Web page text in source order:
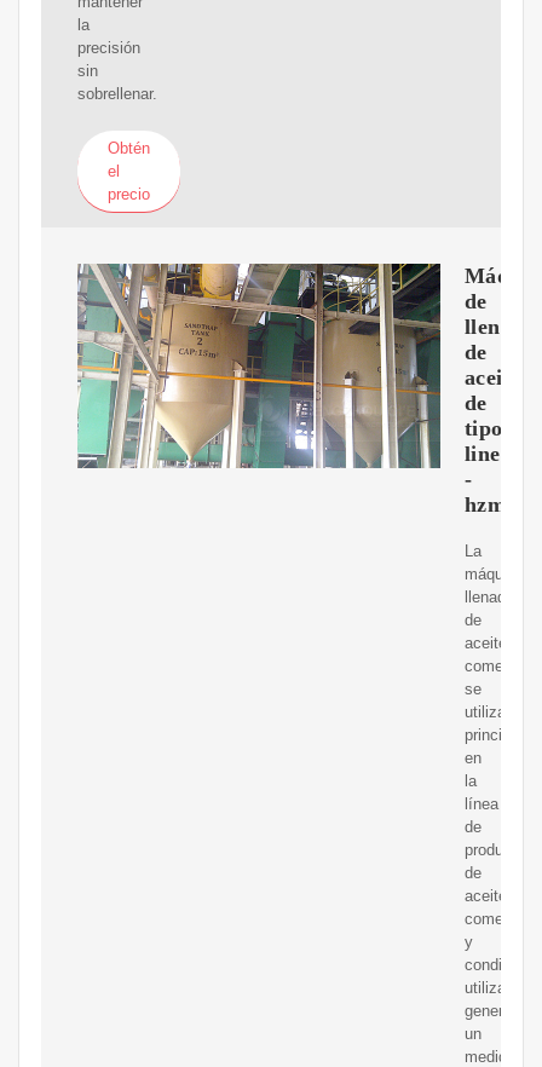
la
precisión
sin
sobrellenar.
Obtén
el
precio
de
llenado
de
aceite
de
tipo
lineal
-
La
máquina
llenadora
de
aceite
comestible
se
utiliza
en
la
línea
de
producción
de
aceite
comestible
y
utilizando
un
medidor